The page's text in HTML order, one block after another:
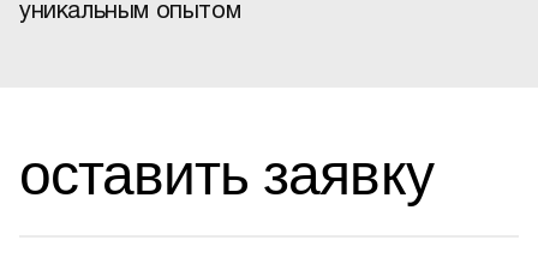
уникальным опытом
оставить заявку